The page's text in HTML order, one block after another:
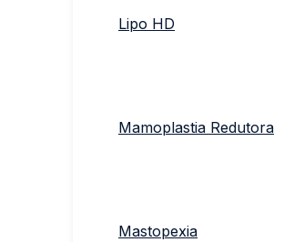
Lipo HD
Mamoplastia Redutora
Mastopexia